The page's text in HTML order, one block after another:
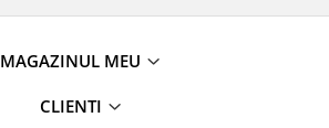
MAGAZINUL MEU
CLIENTI